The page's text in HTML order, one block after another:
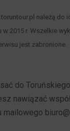
należą do
2015 r. Wszelkie
jest zabronione.
do
nawiązać